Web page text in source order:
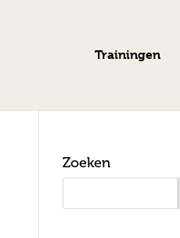
Trainingen
Zoeken